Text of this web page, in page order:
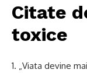
Citate
toxice
„Viata devine